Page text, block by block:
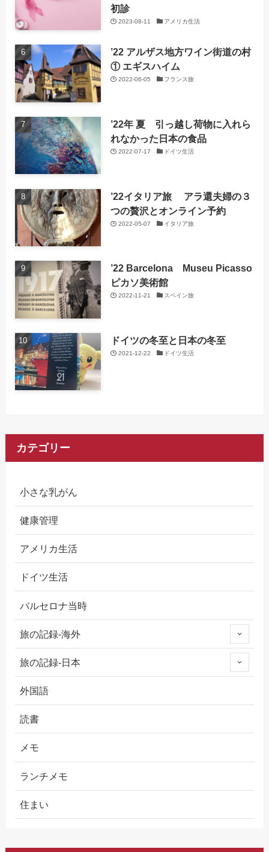
初診
2023-08-11 アメリカ生活
’22 アルザス地方ワイン街道の村
① エギスハイム
2022-06-05 フランス旅
’22年 夏 引っ越し荷物に入れら
れなかった日本の食品
2022-07-17 ドイツ生活
’22イタリア旅 アラ還夫婦の３
つの贅沢とオンライン予約
2022-05-07 イタリア旅
’22 Barcelona Museu Picasso
ピカソ美術館
2022-11-21 スペイン旅
ドイツの冬至と日本の冬至
2021-12-22 ドイツ生活
カテゴリー
小さな乳がん
健康管理
アメリカ生活
ドイツ生活
バルセロナ当時
旅の記録-海外
旅の記録-日本
外国語
読書
メモ
ランチメモ
住まい